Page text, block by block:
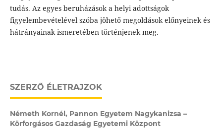
tudás. Az egyes beruházások a helyi adottságok
figyelembevételével szóba jöhető megoldások előnyeinek és
hátrányainak ismeretében történjenek meg.
SZERZŐ ÉLETRAJZOK
Németh Kornél, Pannon Egyetem Nagykanizsa –
Körforgásos Gazdaság Egyetemi Központ